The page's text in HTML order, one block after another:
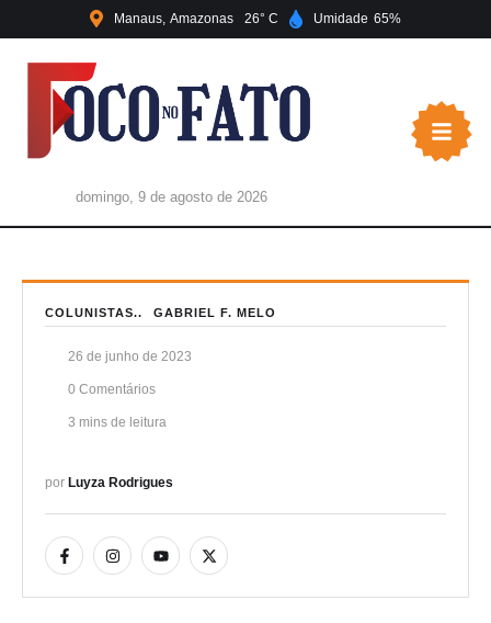
Manaus Amazonas 26 Umidade 65
domingo, 9 de agosto de 2026
COLUNISTAS.. GABRIEL F. MELO
26 de junho de 2023
0 Comentários
3 mins de leitura
por Luyza Rodrigues